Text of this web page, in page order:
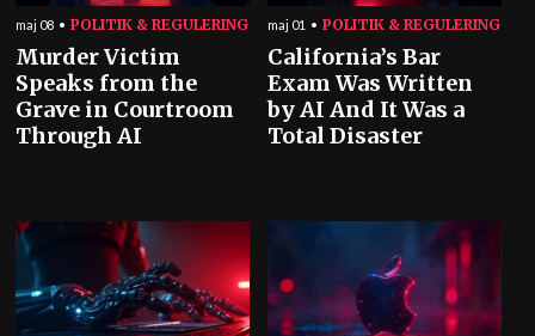
maj 08 POLITIK & REGULERING
Murder Victim
Speaks from the
Grave in Courtroom
Through AI
maj 01 POLITIK & REGULERING
California’s Bar
Exam Was Written
by AI And It Was a
Total Disaster